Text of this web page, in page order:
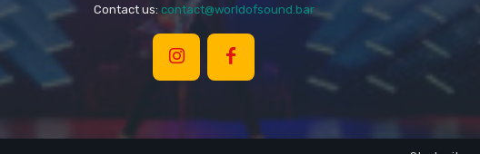
Contact us: contact@worldofsound.bar